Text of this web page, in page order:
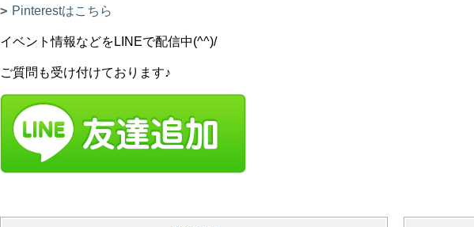
Pinterestはこちら
イベント情報などをLINEで配信中(^^)/
ご質問も受け付けております♪